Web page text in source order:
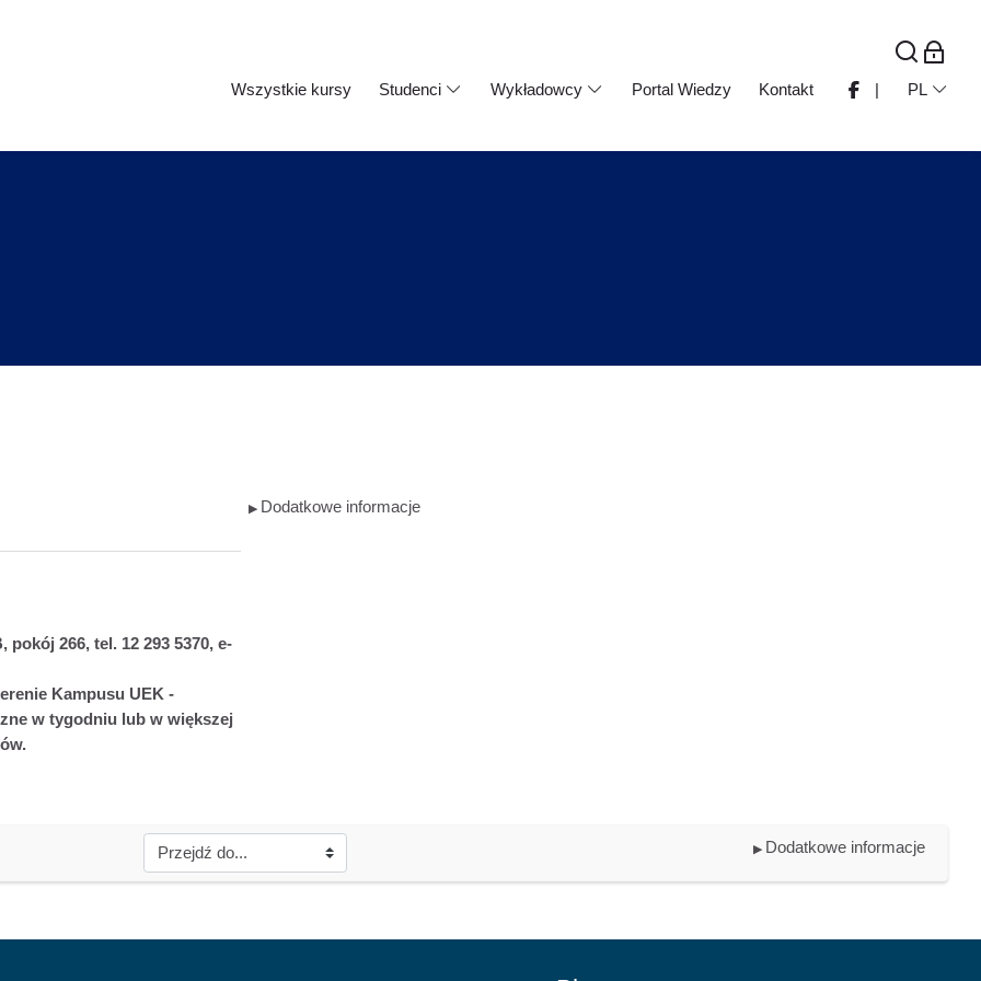
Wszystkie kursy Studenci Wykładowcy Portal Wiedzy Kontakt | PL
▶︎ Dodatkowe informacje
266, tel. 12 293 5370, e-
Kampusu UEK -
w tygodniu lub w większej
▶︎ Dodatkowe informacje